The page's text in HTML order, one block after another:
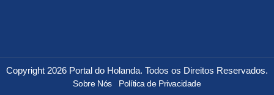
Copyright 2026 Portal do Holanda. Todos os Direitos Reservados.
Sobre Nós Política de Privacidade